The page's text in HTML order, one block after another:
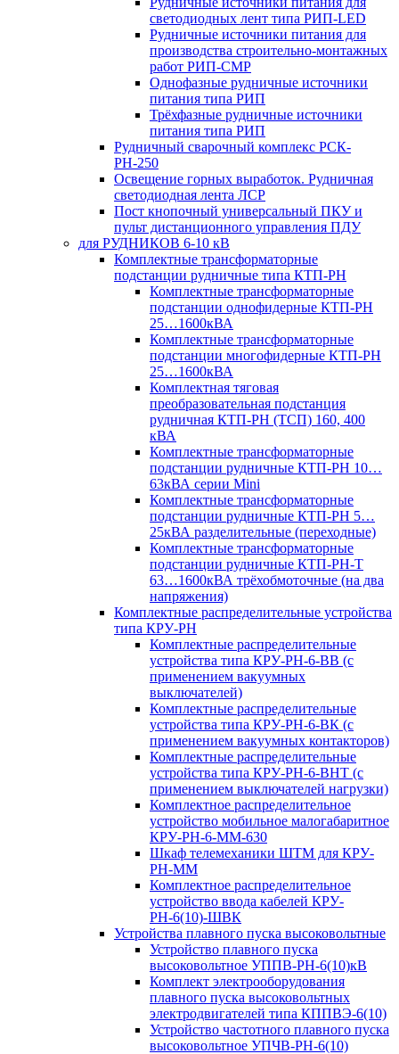
светодиодных лент типа РИП-LED
Рудничные источники питания для
производства строительно-монтажных
работ РИП-СМР
Однофазные рудничные источники
питания типа РИП
Трёхфазные рудничные источники
питания типа РИП
Рудничный сварочный комплекс РСК-
РН-250
Освещение горных выработок. Рудничная
светодиодная лента ЛСР
Пост кнопочный универсальный ПКУ и
пульт дистанционного управления ПДУ
для РУДНИКОВ 6-10 кВ
Комплектные трансформаторные
подстанции рудничные типа КТП-РН
Комплектные трансформаторные
подстанции однофидерные КТП-РН
25…1600кВА
Комплектные трансформаторные
подстанции многофидерные КТП-РН
25…1600кВА
Комплектная тяговая
преобразовательная подстанция
рудничная КТП-РН (ТСП) 160, 400
кВА
Комплектные трансформаторные
подстанции рудничные КТП-РН 10…
63кВА серии Mini
Комплектные трансформаторные
подстанции рудничные КТП-РН 5…
25кВА разделительные (переходные)
Комплектные трансформаторные
подстанции рудничные КТП-РН-Т
63…1600кВА трёхобмоточные (на два
напряжения)
Комплектные распределительные устройства
типа КРУ-РН
Комплектные распределительные
устройства типа КРУ-РН-6-ВВ (с
применением вакуумных
выключателей)
Комплектные распределительные
устройства типа КРУ-РН-6-ВК (с
применением вакуумных контакторов)
Комплектные распределительные
устройства типа КРУ-РН-6-ВНТ (с
применением выключателей нагрузки)
Комплектное распределительное
устройство мобильное малогабаритное
КРУ-РН-6-ММ-630
Шкаф телемеханики ШТМ для КРУ-
РН-ММ
Комплектное распределительное
устройство ввода кабелей КРУ-
РН-6(10)-ШВК
Устройства плавного пуска высоковольтные
Устройство плавного пуска
высоковольтное УППВ-РН-6(10)кВ
Комплект электрооборудования
плавного пуска высоковольтных
электродвигателей типа КППВЭ-6(10)
Устройство частотного плавного пуска
высоковольтное УПЧВ-РН-6(10)